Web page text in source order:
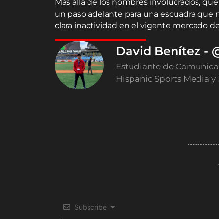
Más allá de los nombres involucrados,
un paso adelante para una escuadra
clara inactividad en el vigente mercado
David Benítez -
Estudiante de
Hispanic Sports Media
Subscribe